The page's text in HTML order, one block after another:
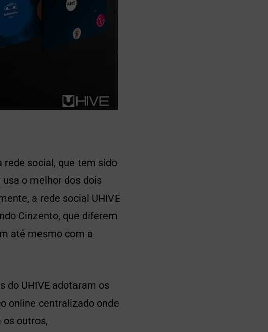
rede social, que tem sido
o melhor dos dois
a rede social UHIVE
Cinzento, que diferem
até mesmo com a
do UHIVE adotaram os
online centralizado onde
outros,